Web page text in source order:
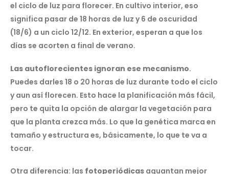
el ciclo de luz para florecer. En cultivo interior, eso
significa pasar de 18 horas de luz y 6 de oscuridad
(18/6) a un ciclo 12/12. En exterior, esperan a que los
días se acorten a final de verano.
Las autoflorecientes ignoran ese mecanismo.
Puedes darles 18 o 20 horas de luz durante todo el ciclo
y aun así florecen. Esto hace la planificación más fácil,
pero te quita la opción de alargar la vegetación para
que la planta crezca más. Lo que la genética marca en
tamaño y estructura es, básicamente, lo que te va a
tocar.
Otra diferencia: las fotoperiódicas aguantan mejor